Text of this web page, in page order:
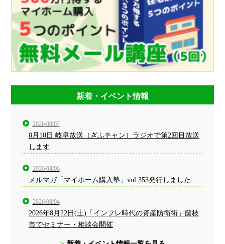
新着・イベント情報
2026/08/07
8月10日 岐阜放送（ぎふチャン）ラジオで第2回目放送
します
2026/08/06
メルマガ「マイホーム購入塾」vol.353発行しました
2026/08/04
2026年8月22日(土)「インフレ時代の資産防衛術」藤枝
市でセミナー・相談会開催